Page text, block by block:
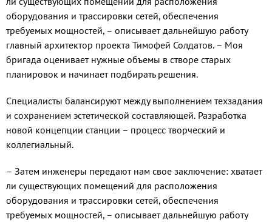
оборудования и трассировки сетей, обеспечения
требуемых мощностей, – описывает дальнейшую работу
главный архитектор проекта Тимофей Солдатов. – Моя
бригада оценивает нужные объемы в створе старых
планировок и начинает подбирать решения.
Специалисты балансируют между выполнением техзадания
и сохранением эстетической составляющей. Разработка
новой концепции станции – процесс творческий и
коллегиальный.
– Затем инженеры передают нам свое заключение: хватает
ли существующих помещений для расположения
оборудования и трассировки сетей, обеспечения
требуемых мощностей, – описывает дальнейшую работу